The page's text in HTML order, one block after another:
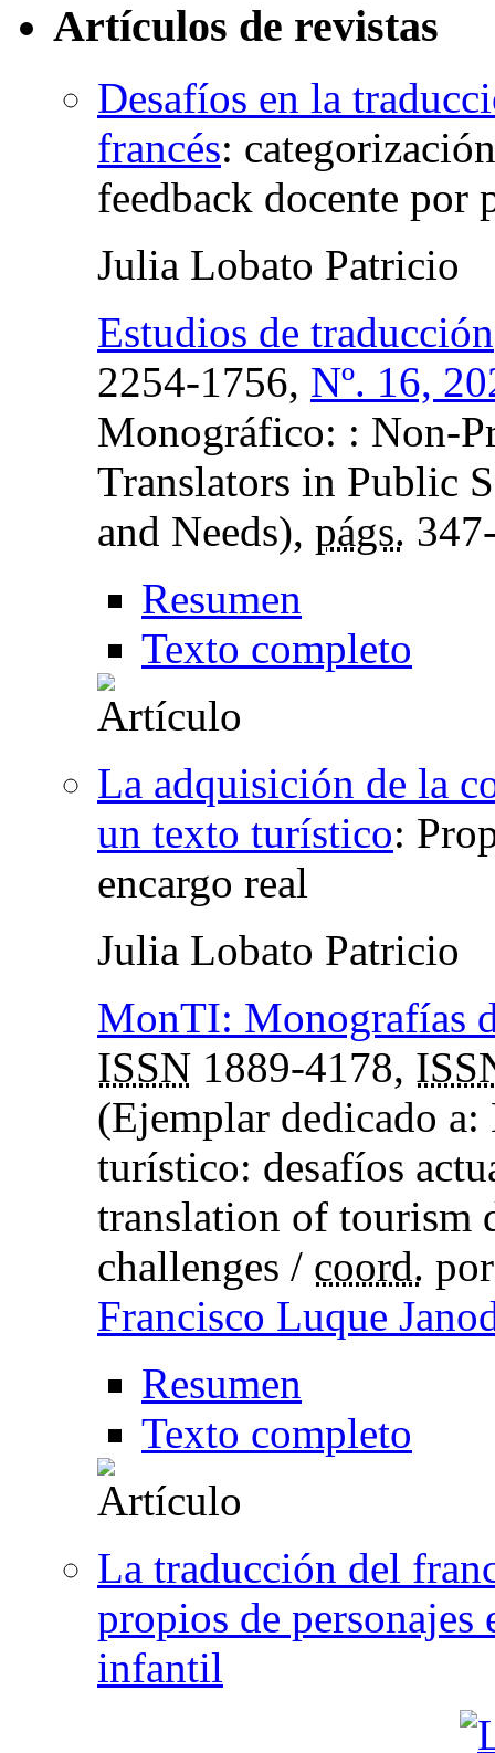
Artículos de revistas
Desafíos en la
francés:
feedback docente por
Julia Lobato Patricio
Estudios de traducción
2254-1756, Nº. 16,
Monográfico: : Non-
Translators in Public
and Needs), págs.
Resumen
Texto completo
La adquisición de la
un texto turístico:
encargo real
Julia Lobato Patricio
MonTI: Monografías
ISSN 1889-4178,
(Ejemplar dedicado
turístico: desafíos
translation of tourism
challenges / coord.
Francisco Luque
Resumen
Texto completo
La traducción del
propios de
infantil